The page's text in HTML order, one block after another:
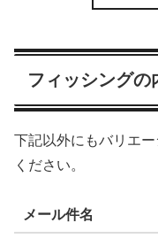
フィッシングの
下記以外にもバリエ
ください。
メール件名